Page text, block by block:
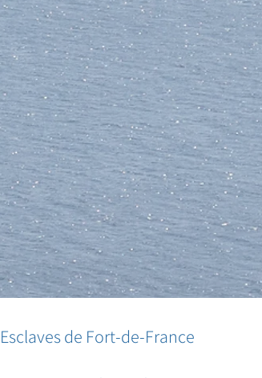
Esclaves de Fort-de-France